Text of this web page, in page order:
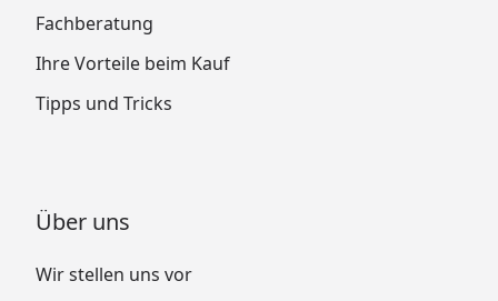
Fachberatung
Ihre Vorteile beim Kauf
Tipps und Tricks
Über uns
Wir stellen uns vor